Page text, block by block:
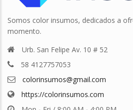
Somos color insumos, dedicados a
momento.
Urb. San Felipe Av. 10 # 52
58 4127757053
colorinsumos@gmail.com
https://colorinsumos.com